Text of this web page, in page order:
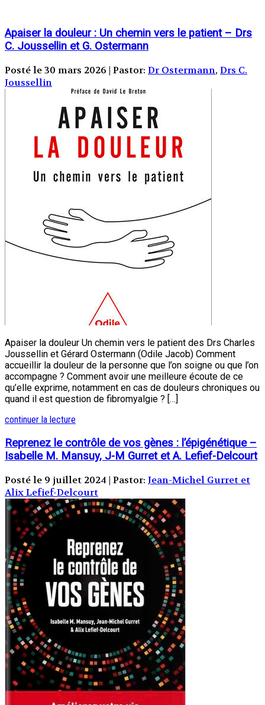
Apaiser la douleur : Un chemin vers le patient – Drs
C. Joussellin et G. Ostermann
Posté le 30 mars 2026 | Pastor: Dr Ostermann, Drs C.
Joussellin
Apaiser la douleur Un chemin vers le patient des Drs Charles
Joussellin et Gérard Ostermann (Odile Jacob) Comment
accueillir la douleur de la personne que l’on soigne ou que l’on
accompagne ? Comment avoir une meilleure écoute de ce
qu’elle exprime, notamment en cas de douleurs chroniques ou
quand il est question de fibromyalgie ? […]
continuer la lecture
Reprenez le contrôle de vos gènes : l’épigénétique –
Isabelle M. Mansuy, J-M Gurret et A. Lefief-Delcourt
Posté le 9 juillet 2024 | Pastor: Jean-Michel Gurret et
Alix Lefief-Delcourt